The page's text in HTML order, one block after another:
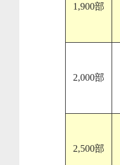
1,900部
2,000部
2,500部